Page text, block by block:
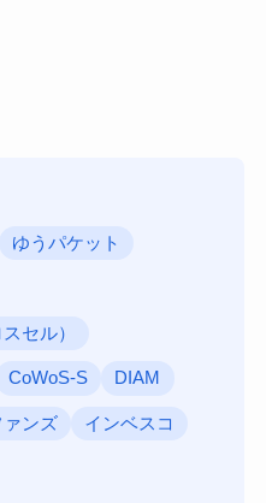
ゆうパケット
セル）
CoWoS-S DIAM
ンズ インベスコ